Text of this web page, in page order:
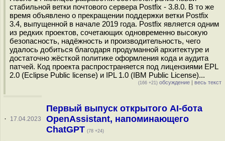
стабильной ветки почтового сервера Postfix - 3.8.0. В то же
время объявлено о прекращении поддержки ветки Postfix
3.4, выпущенной в начале 2019 года. Postfix является одним
из редких проектов, сочетающих одновременно высокую
безопасность, надёжность и производительность, чего
удалось добиться благодаря продуманной архитектуре и
достаточно жёсткой политике оформления кода и аудита
патчей. Код проекта распространяется под лицензиями EPL
2.0 (Eclipse Public license) и IPL 1.0 (IBM Public License)...
(166 +21) обсуждение | весь текст
· 17.04.2023
Первый выпуск открытого AI-бота
OpenAssistant, напоминающего
ChatGPT (78 +24)